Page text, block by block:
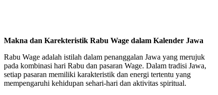
Makna dan Karekteristik Rabu Wage dalam Kalender Jawa
Rabu Wage adalah istilah dalam penanggalan Jawa yang merujuk
pada kombinasi hari Rabu dan pasaran Wage. Dalam tradisi Jawa,
setiap pasaran memiliki karakteristik dan energi tertentu yang
mempengaruhi kehidupan sehari-hari dan aktivitas spiritual.